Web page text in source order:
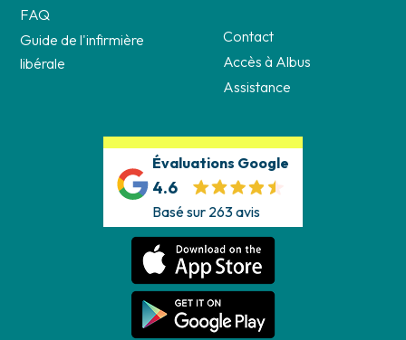
FAQ
Guide de l'infirmière
libérale
Contact
Accès à Albus
Assistance
Évaluations Google
4.6
Basé sur 263 avis